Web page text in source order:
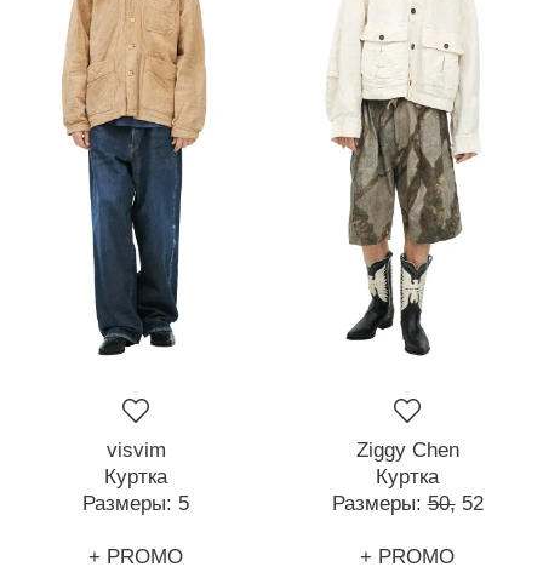
visvim
Куртка
Размеры: 5
+ PROMO
Ziggy Chen
Куртка
Размеры:50, 52
+ PROMO